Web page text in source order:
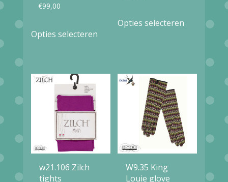
€99,00
Opties selecteren
meerdere
gekozen
Opties selecteren
product
meerdere
kan
gekozen
w21.106 Zilch
tights
W9.35 King
Louie glove